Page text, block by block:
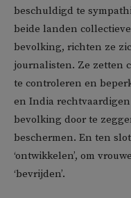
beschuldigd te
beide landen
bevolking, richten ze
journalisten. Ze zetten
te controleren en
en India
bevolking door te
beschermen. En ten
‘ontwikkelen’, om
‘bevrijden’.